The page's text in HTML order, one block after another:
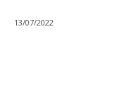
13/07/2022